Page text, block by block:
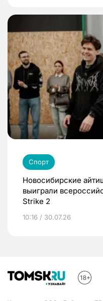
Спорт
Новосибирские
выиграли
Strike 2
10:16 / 30.07.26